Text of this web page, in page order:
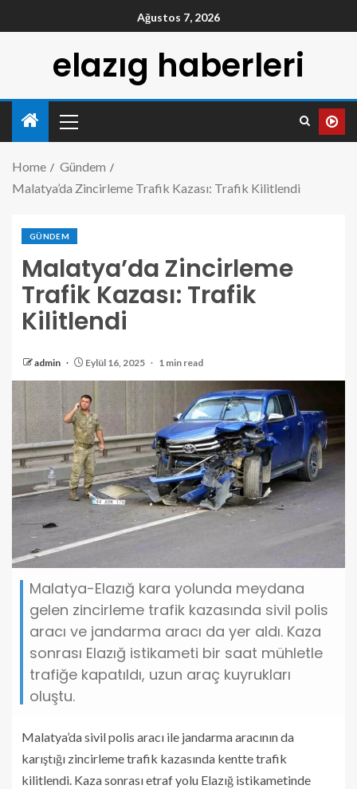
Ağustos 7, 2026
elazıg haberleri
Home
Gündem
Malatya’da Zincirleme Trafik Kazası: Trafik Kilitlendi
GÜNDEM
Malatya’da Zincirleme
Trafik Kazası: Trafik
Kilitlendi
admin Eylül 16, 2025 1 min read
Malatya-Elazığ kara yolunda meydana
gelen zincirleme trafik kazasında sivil polis
aracı ve jandarma aracı da yer aldı. Kaza
sonrası Elazığ istikameti bir saat mühletle
trafiğe kapatıldı, uzun araç kuyrukları
oluştu.
Malatya’da sivil polis aracı ile jandarma aracının da
karıştığı zincirleme trafik kazasında kentte trafik
kilitlendi. Kaza sonrası etraf yolu Elazığ istikametinde